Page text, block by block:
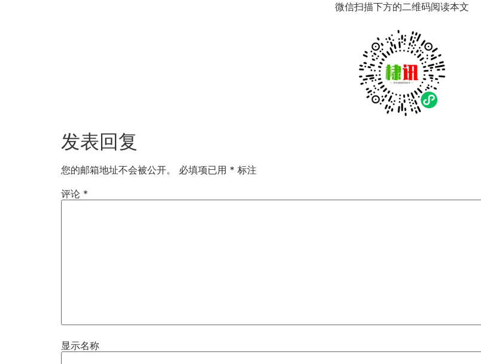
微信扫描下方的二维码阅读本文
发表回复
您的邮箱地址不会被公开。 必填项已用 * 标注
评论 *
显示名称